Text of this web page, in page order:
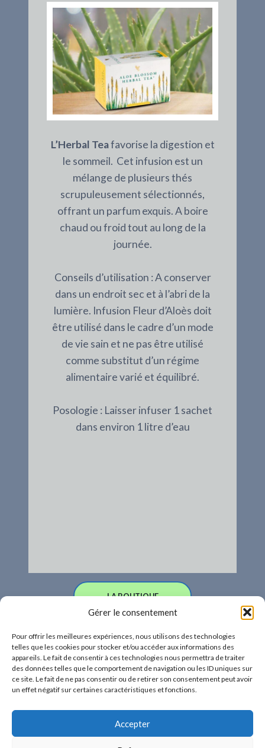
Gérer le consentement
Pour offrir les meilleures expériences, nous utilisons des technologies
telles que les cookies pour stocker et/ou accéder aux informations des
appareils. Le fait de consentir à ces technologies nous permettra de traiter
des données telles que le comportement de navigation ou les ID uniques sur
ce site. Le fait de ne pas consentir ou de retirer son consentement peut avoir
un effet négatif sur certaines caractéristiques et fonctions.
Accepter
L’Herbal Teafavorise la digestion et
le sommeil. Cet infusion est un
mélange de plusieurs thés
scrupuleusement sélectionnés,
offrant un parfum exquis. A boire
chaud ou froid tout au long de la
journée.
Conseils d’utilisation : A conserver
dans un endroit sec et à l’abri de la
lumière. Infusion Fleur d’Aloès doit
être utilisé dans le cadre d’un mode
de vie sain et ne pas être utilisé
comme substitut d’un régime
alimentaire varié et équilibré.
Posologie : Laisser infuser 1 sachet
dans environ 1 litre d’eau
LA BOUTIQUE
BIEN ÊTRE